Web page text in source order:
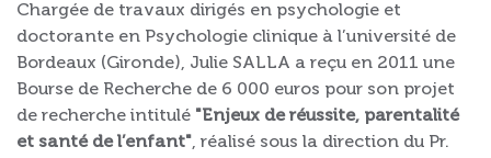
Chargée de travaux dirigés en psychologie et
doctorante en Psychologie clinique à l’université de
Bordeaux (Gironde), Julie SALLA a reçu en 2011 une
Bourse de Recherche de 6 000 euros pour son projet
de recherche intitulé "Enjeux de réussite, parentalité
et santé de l’enfant", réalisé sous la direction du Pr.